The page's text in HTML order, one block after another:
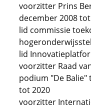
voorzitter Prins
december 2008
lid commissie
lid
voorzitter Raad
podium "De Balie"
tot 2020
voorzitter